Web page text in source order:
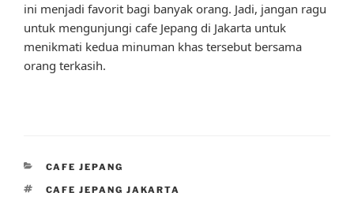
ini menjadi favorit bagi banyak orang. Jadi, jangan ragu
untuk mengunjungi cafe Jepang di Jakarta untuk
menikmati kedua minuman khas tersebut bersama
orang terkasih.
CATEGORIES
CAFE JEPANG
TAGS
CAFE JEPANG JAKARTA